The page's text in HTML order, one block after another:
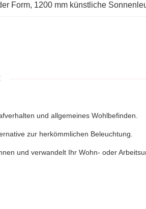
Form, 1200 mm künstliche
und allgemeines Wohlbefinden.
zur herkömmlichen Beleuchtung.
und verwandelt Ihr Wohn- oder